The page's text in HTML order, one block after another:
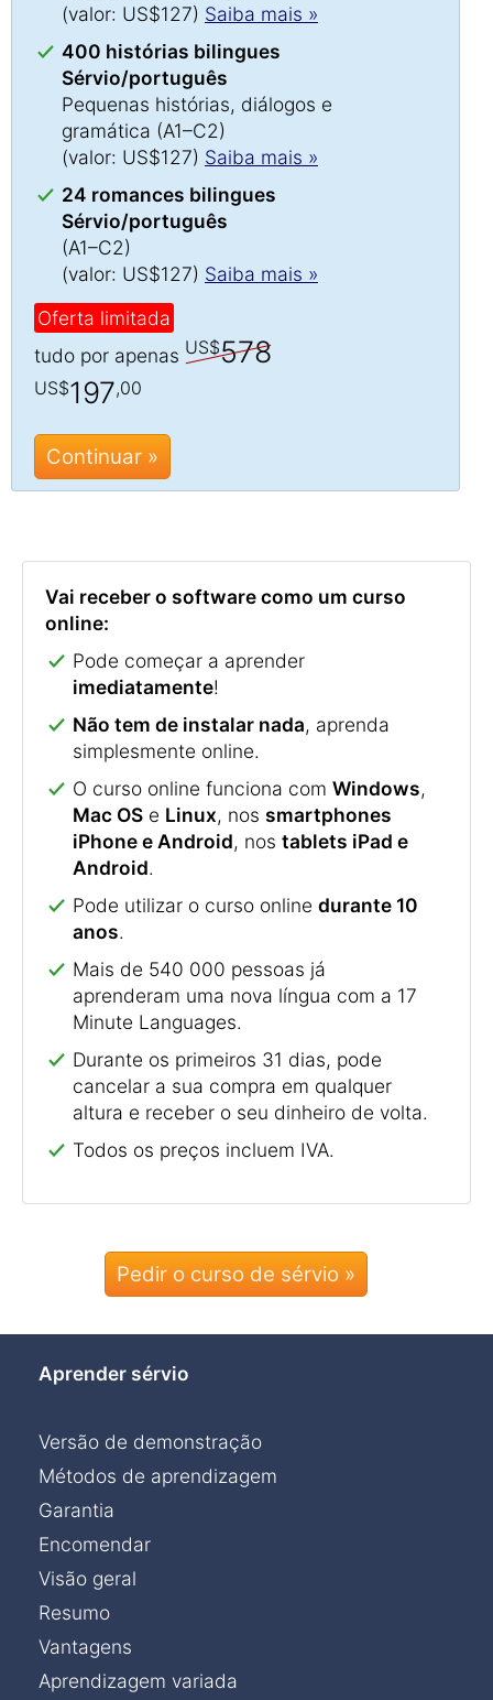
(valor: US$127) Saiba mais »
400 histórias bilingues
Sérvio/português
Pequenas histórias, diálogos e
gramática (A1–C2)
(valor: US$127) Saiba mais »
24 romances bilingues
Sérvio/português
(A1–C2)
(valor: US$127) Saiba mais »
Oferta limitada
tudo por apenas US$578
US$197,00
Continuar »
Vai receber o software como um curso
online:
Pode começar a aprender
imediatamente!
Não tem de instalar nada, aprenda
simplesmente online.
O curso online funciona com Windows,
Mac OS e Linux, nos smartphones
iPhone e Android, nos tablets iPad e
Android.
Pode utilizar o curso online durante 10
anos.
Mais de 540 000 pessoas já
aprenderam uma nova língua com a 17
Minute Languages.
Durante os primeiros 31 dias, pode
cancelar a sua compra em qualquer
altura e receber o seu dinheiro de volta.
Todos os preços incluem IVA.
Pedir o curso de sérvio »
Aprender sérvio
Versão de demonstração
Métodos de aprendizagem
Garantia
Encomendar
Visão geral
Resumo
Vantagens
Aprendizagem variada